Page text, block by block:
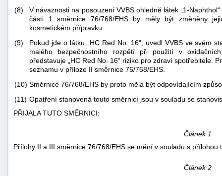
(8)
V návaznosti na posouzení VVBS ohledně látek „1-
části 1 směrnice 76/768/EHS by měly být změněny
kosmetickém přípravku.
(9)
Pokud jde o látku „HC Red No. 16“, uvedl VVBS ve svém
malého bezpečnostního rozpětí při použití v
představuje „HC Red No. 16“ riziko pro zdraví spotřebitele.
seznamu v příloze II směrnice 76/768/EHS.
(10) Směrnice 76/768/EHS by proto měla být odpovídajícím
(11) Opatření stanovená touto směrnicí jsou v souladu se
PŘIJALA TUTO SMĚRNICI:
Článek 1
Přílohy II a III směrnice 76/768/EHS se mění v souladu s přílohou
Článek 2